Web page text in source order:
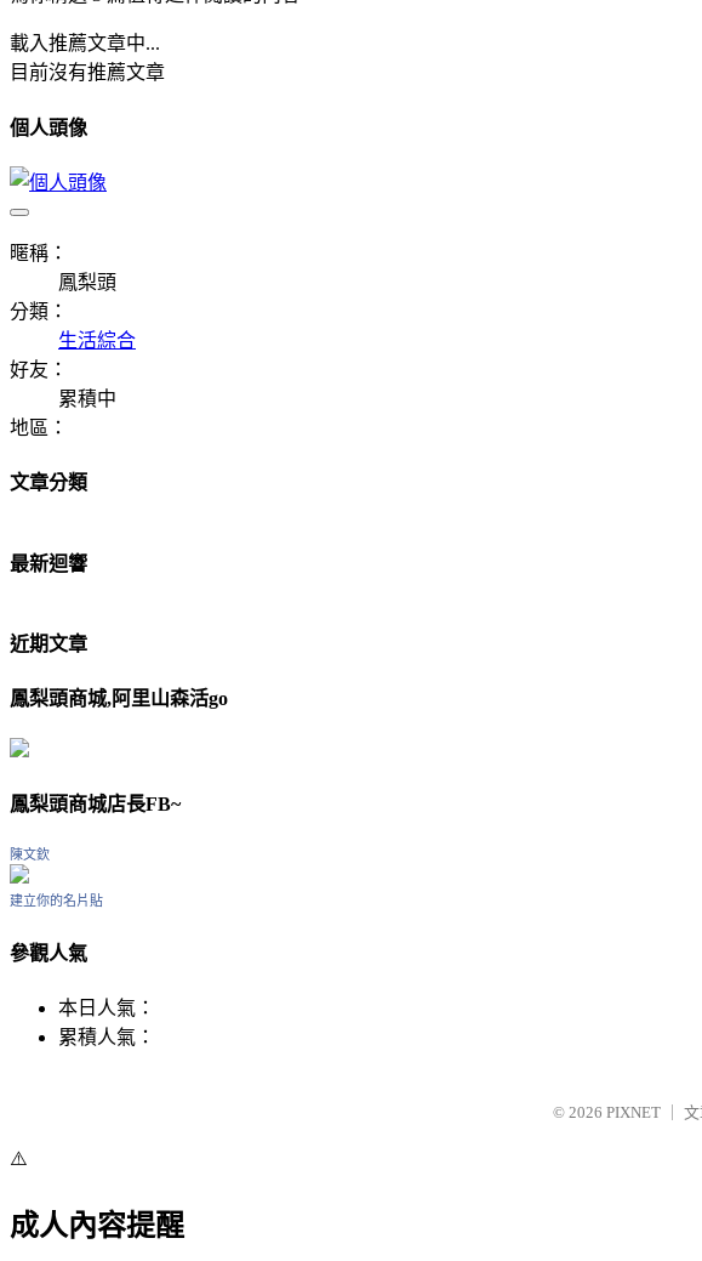
載入推薦文章中...
目前沒有推薦文章
個人頭像
暱稱：
鳳梨頭
分類：
生活綜合
好友：
累積中
地區：
文章分類
最新迴響
近期文章
鳳梨頭商城,阿里山森活go
鳳梨頭商城店長FB~
陳文欽
建立你的名片貼
參觀人氣
本日人氣：
累積人氣：
© 2026 PIXNET
⚠️
成人內容提醒